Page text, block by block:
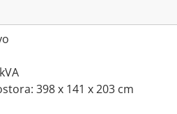
398 x 141 x 203 cm